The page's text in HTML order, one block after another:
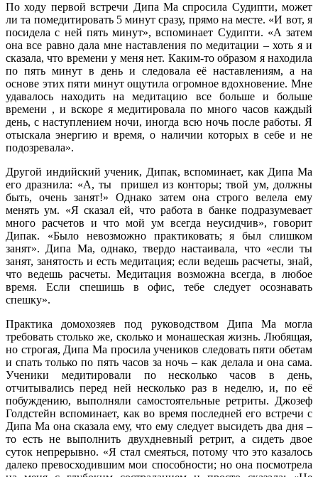
По ходу первой встречи Дипа Ма спросила Судипти, может
ли та помедитировать 5 минут сразу, прямо на месте. «И вот, я
посидела с ней пять минут», вспоминает Судипти. «А затем
она все равно дала мне наставления по медитации – хоть я и
сказала, что времени у меня нет. Каким-то образом я находила
по пять минут в день и следовала её наставлениям, а на
основе этих пяти минут ощутила огромное вдохновение. Мне
удавалось находить на медитацию все больше и больше
времени , и вскоре я медитировала по много часов каждый
день, с наступлением ночи, иногда всю ночь после работы. Я
отыскала энергию и время, о наличии которых в себе и не
подозревала».
Другой индийский ученик, Дипак, вспоминает, как Дипа Ма
его дразнила: «А, ты пришел из конторы; твой ум, должны
быть, очень занят!» Однако затем она строго велела ему
менять ум. «Я сказал ей, что работа в банке подразумевает
много расчетов и что мой ум всегда неусидчив», говорит
Дипак. «Было невозможно практиковать; я был слишком
занят». Дипа Ма, однако, твердо настаивала, что «если ты
занят, занятость и есть медитация; если ведешь расчеты, знай,
что ведешь расчеты. Медитация возможна всегда, в любое
время. Если спешишь в офис, тебе следует осознавать
спешку».
Практика домохозяев под руководством Дипа Ма могла
требовать столько же, сколько и монашеская жизнь. Любящая,
но строгая, Дипа Ма просила учеников следовать пяти обетам
и спать только по пять часов за ночь – как делала и она сама.
Ученики медитировали по несколько часов в день,
отчитывались перед ней несколько раз в неделю, и, по её
побуждению, выполняли самостоятельные ретриты. Джозеф
Голдстейн вспоминает, как во время последней его встречи с
Дипа Ма она сказала ему, что ему следует высидеть два дня –
то есть не выполнить двухдневный ретрит, а сидеть двое
суток непрерывно. «Я стал смеяться, потому что это казалось
далеко превосходившим мои способности; но она посмотрела